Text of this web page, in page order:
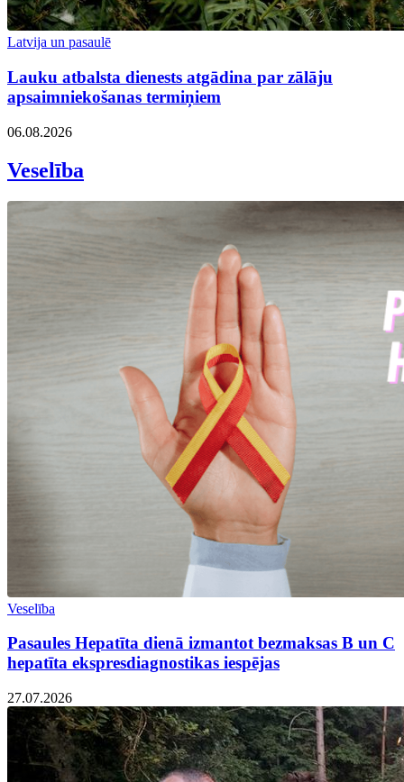
Latvija un pasaulē
Lauku atbalsta dienests atgādina par zālāju
apsaimniekošanas termiņiem
06.08.2026
Veselība
Veselība
Pasaules Hepatīta dienā izmantot bezmaksas B un C
hepatīta ekspresdiagnostikas iespējas
27.07.2026